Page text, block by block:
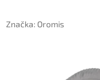
Značka: Oromis